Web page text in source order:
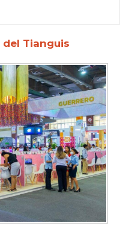
del Tianguis